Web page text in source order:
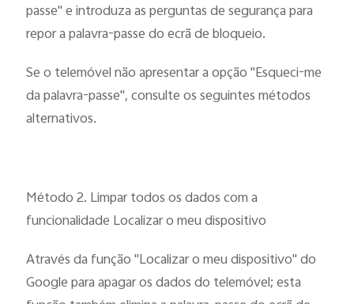
passe" e introduza as perguntas de segurança para
repor a palavra-passe do ecrã de bloqueio.
Se o telemóvel não apresentar a opção "Esqueci-me
da palavra-passe", consulte os seguintes métodos
alternativos.
Método 2. Limpar todos os dados com a
funcionalidade Localizar o meu dispositivo
Através da função "Localizar o meu dispositivo" do
Google para apagar os dados do telemóvel; esta